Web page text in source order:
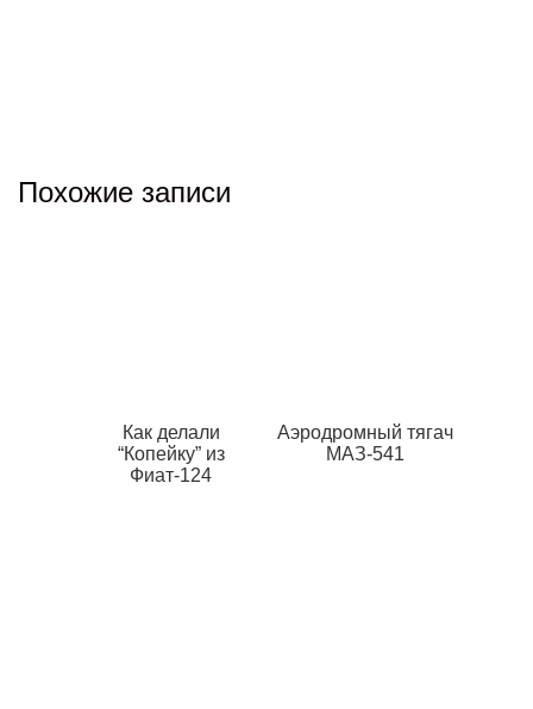
Похожие записи
Как делали
“Копейку” из
Фиат-124
Аэродромный тягач
МАЗ-541